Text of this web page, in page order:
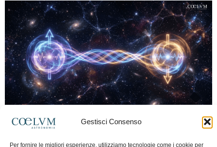
Gestisci Consenso
Per fornire le migliori esperienze, utilizziamo tecnologie come i cookie per
Marco Lorrai - 15 Giugno 2026 0
moderna: due particelle possono mostrare correlazioni che sembrano ignorare